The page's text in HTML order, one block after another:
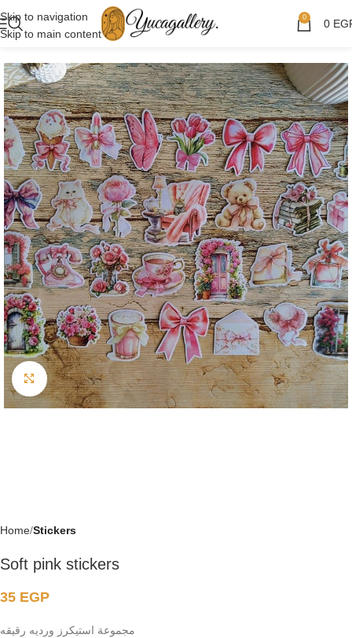
Skip to navigation
Skip to main content
0 0
Click to enlarge
Home Stickers
Soft pink stickers
35 EGP
مجموعة استيكرز ورديه رقيقه